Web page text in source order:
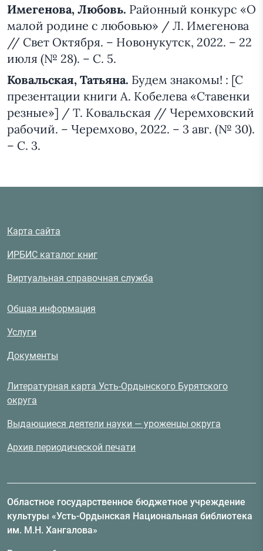
Имегенова, Любовь. Районный конкурс «О
малой родине с любовью» / Л. Имегенова
// Свет Октября. – Новонукутск, 2022. – 22
июля (№ 28). – С. 5.
Ковальская, Татьяна. Будем знакомы! : [С
презентации книги А. Кобелева «Ставенки
резные»] / Т. Ковальская // Черемховский
рабочий. – Черемхово, 2022. – 3 авг. (№ 30).
– С. 3.
Карта сайта
ИРБИС каталог книг
Виртуальная справочная служба
Общая информация
Услуги
Документы
Литературная карта Усть-Ордынского Бурятского
округа
Выдающиеся деятели науки — уроженцы округа
Архив периодической печати
Областное государственное бюджетное учреждение
культуры «Усть-Ордынская Национальная библиотека
им. М.Н. Хангалова»